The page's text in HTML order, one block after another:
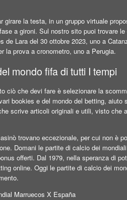
la testa, in un gruppo virtuale
a gironi. Sul nostro sito puoi trovare
Lara del 30 ottobre 2023, uno a
la prova a cronometro, uno a Perugia.
mondo fifa di tutti I tempi
ciò che devi fare è selezionare la
bookies e del mondo del betting, aiuto
scrive articoli originali e utili, visto che
trovano eccezionale, per cui non è
Domani le partite di calcio dei
offerti. Dal 1979, nella speranza di
online. Oggi le partite di calcio dei
Marruecos X España